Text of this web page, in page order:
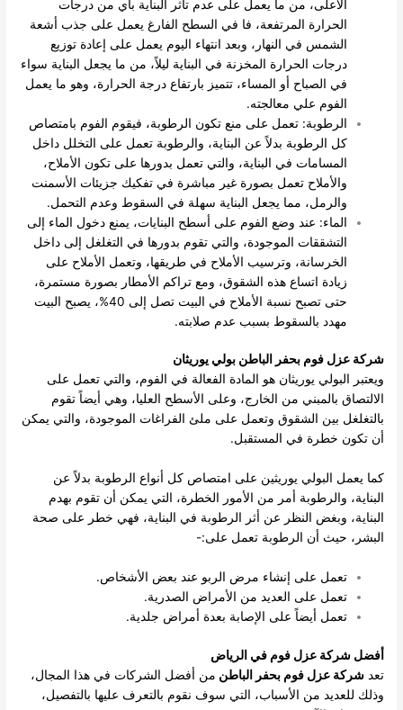
الأعلى، من ما يعمل على عدم تأثر البناية بأي من درجات
الحرارة المرتفعة، فا في السطح الفارغ يعمل على جذب أشعة
الشمس في النهار، وبعد انتهاء اليوم يعمل على إعادة توزيع
درجات الحرارة المخزنة في البناية ليلاً، من ما يجعل البناية سواء
في الصباح أو المساء، تتميز بارتفاع درجة الحرارة، وهو ما يعمل
الفوم علي معالجته.
الرطوبة: تعمل على منع تكون الرطوبة، فيقوم الفوم بامتصاص
كل الرطوبة بدلاً عن البناية، والرطوبة تعمل على التخلل داخل
المسامات في البناية، والتي تعمل بدورها على تكون الأملاح،
والأملاح تعمل بصورة غير مباشرة في تفكيك جزيئات الأسمنت
والرمل، مما يجعل البناية سهلة في السقوط وعدم التحمل.
الماء: عند وضع الفوم على أسطح البنايات، يمنع دخول الماء إلى
التشققات الموجودة، والتي تقوم بدورها في التغلغل إلى داخل
الخرسانة، وترسيب الأملاح في طريقها، وتعمل الأملاح على
زيادة اتساع هذه الشقوق، ومع تراكم الأمطار بصورة مستمرة،
حتى تصبح نسبة الأملاح في البيت تصل إلى 40%، يصبح البيت
مهدد بالسقوط بسبب عدم صلابته.
شركة عزل فوم بحفر الباطن بولي يوريثان
ويعتبر البولي يوريثان هو المادة الفعالة في الفوم، والتي تعمل على
الالتصاق بالمبني من الخارج، وعلى الأسطح العليا، وهي أيضاً تقوم
بالتغلغل بين الشقوق وتعمل على ملئ الفراغات الموجودة، والتي يمكن
أن تكون خطرة في المستقبل.
كما يعمل البولي يوريثين على امتصاص كل أنواع الرطوبة بدلاً عن
البناية، والرطوبة أمر من الأمور الخطرة، التي يمكن أن تقوم بهدم
البناية، وبغض النظر عن أثر الرطوبة في البناية، فهي خطر على صحة
البشر، حيث أن الرطوبة تعمل على:-
تعمل على إنشاء مرض الربو عند بعض الأشخاص.
تعمل على العديد من الأمراض الصدرية.
تعمل أيضاً على الإصابة بعدة أمراض جلدية.
أفضل شركة عزل فوم في الرياض
تعدشركة عزل فوم بحفر الباطن من أفضل الشركات في هذا المجال،
وذلك للعديد من الأسباب، التي سوف نقوم بالتعرف عليها بالتفصيل،